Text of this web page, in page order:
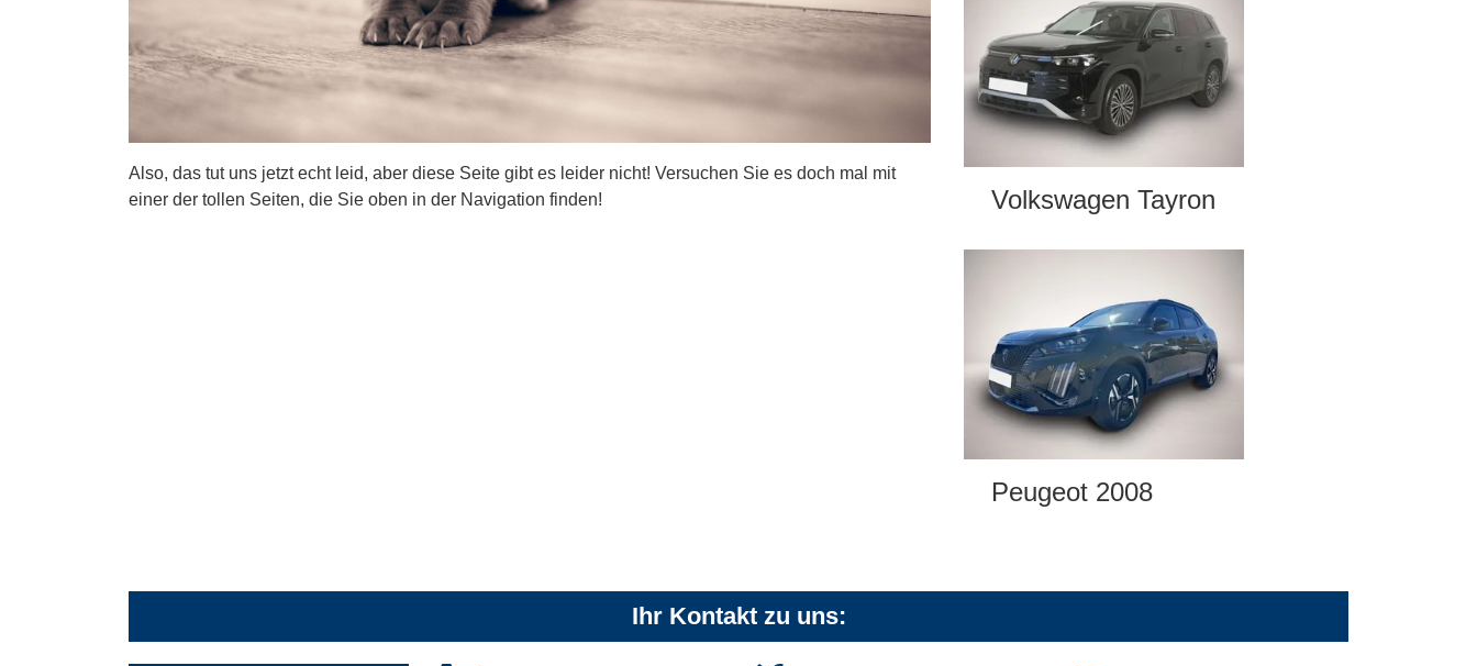
Also, das tut uns jetzt echt leid, aber diese Seite gibt es leider nicht! Versuchen Sie es doch mal mit
einer der tollen Seiten, die Sie oben in der Navigation finden!
Volkswagen Tayron
Peugeot 2008
Ihr Kontakt zu uns: